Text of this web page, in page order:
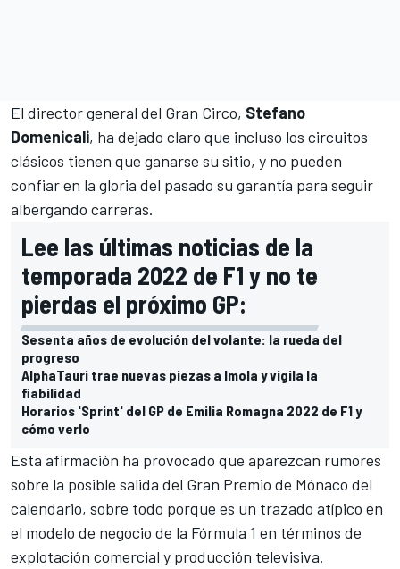
El director general del Gran Circo, Stefano
Domenicali, ha dejado claro que incluso los circuitos
clásicos tienen que ganarse su sitio, y no pueden
confiar en la gloria del pasado su garantía para seguir
albergando carreras.
Lee las últimas noticias de la
temporada 2022 de F1 y no te
pierdas el próximo GP:
Sesenta años de evolución del volante: la rueda del
progreso
AlphaTauri trae nuevas piezas a Imola y vigila la
fiabilidad
Horarios 'Sprint' del GP de Emilia Romagna 2022 de F1 y
cómo verlo
Esta afirmación ha provocado que aparezcan rumores
sobre la posible salida del Gran Premio de Mónaco del
calendario, sobre todo porque es un trazado atípico en
el modelo de negocio de la Fórmula 1 en términos de
explotación comercial y producción televisiva.